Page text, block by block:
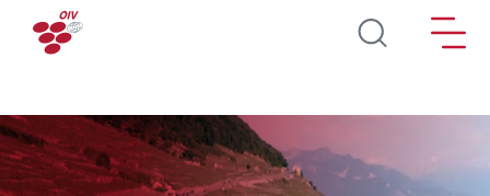
Salta al contenuto principale